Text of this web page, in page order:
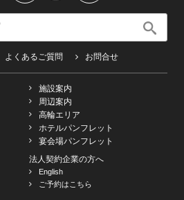
よくあるご質問 お問合せ
施設案内
周辺案内
高輪エリア
ホテルパンフレット
宴会場パンフレット
法人契約企業の方へ
English
ご予約はこちら